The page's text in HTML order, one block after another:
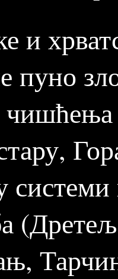
и
пуно